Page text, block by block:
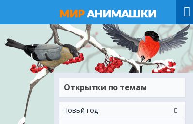
Открытки по темам
Новый год